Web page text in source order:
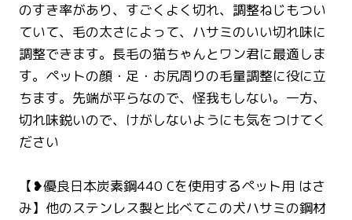
のすき率があり、すごくよく切れ、調整ねじもつい
ていて、毛の太さによって、ハサミのいい切れ味に
調整できます。長毛の猫ちゃんとワン君に最適しま
す。ペットの顔・足・お尻周りの毛量調整に役に立
ちます。先端が平らなので、怪我もしない。一方、
切れ味鋭いので、けがしないようにも気をつけてく
ださい
【❥優良日本炭素鋼440 Cを使用するペット用 はさ
み】他のステンレス製と比べてこの犬ハサミの鋼材